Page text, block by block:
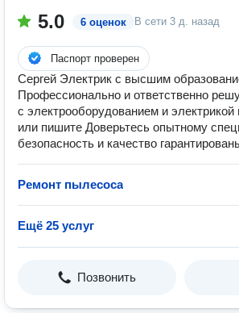
5.0 6 оценок В сети 3 д. назад
Паспорт проверен
Сергей Электрик с высшим
Профессионально и ответственно
с электрооборудованием и
или пишите Доверьтесь опытному
безопасность и качество
Ремонт пылесоса
Ещё 25 услуг
Позвонить